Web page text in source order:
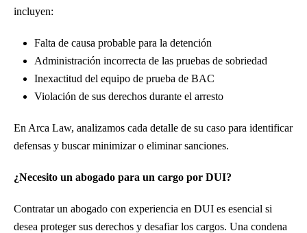
incluyen:
Falta de causa probable para la detención
Administración incorrecta de las pruebas de sobriedad
Inexactitud del equipo de prueba de BAC
Violación de sus derechos durante el arresto
En Arca Law, analizamos cada detalle de su caso para identificar
defensas y buscar minimizar o eliminar sanciones.
¿Necesito un abogado para un cargo por DUI?
Contratar un abogado con experiencia en DUI es esencial si
desea proteger sus derechos y desafiar los cargos. Una condena